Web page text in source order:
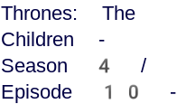
Thrones: The
Children -
Season 4 /
Episode 10 -